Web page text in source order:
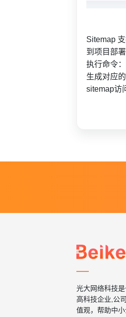
Sitemap 支
到项目部署
执行命令
生成对应
sitemap访
光大网络科技
高科技企业,公
值观，帮助中